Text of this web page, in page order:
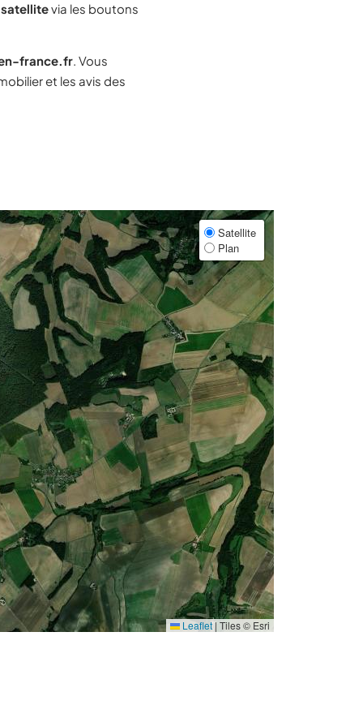
via les boutons
france.fr. Vous
et les avis des
Satellite
Plan
Leaflet | Tiles © Esri